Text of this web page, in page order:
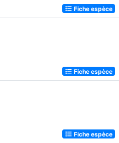
Fiche espèce
Fiche espèce
Fiche espèce